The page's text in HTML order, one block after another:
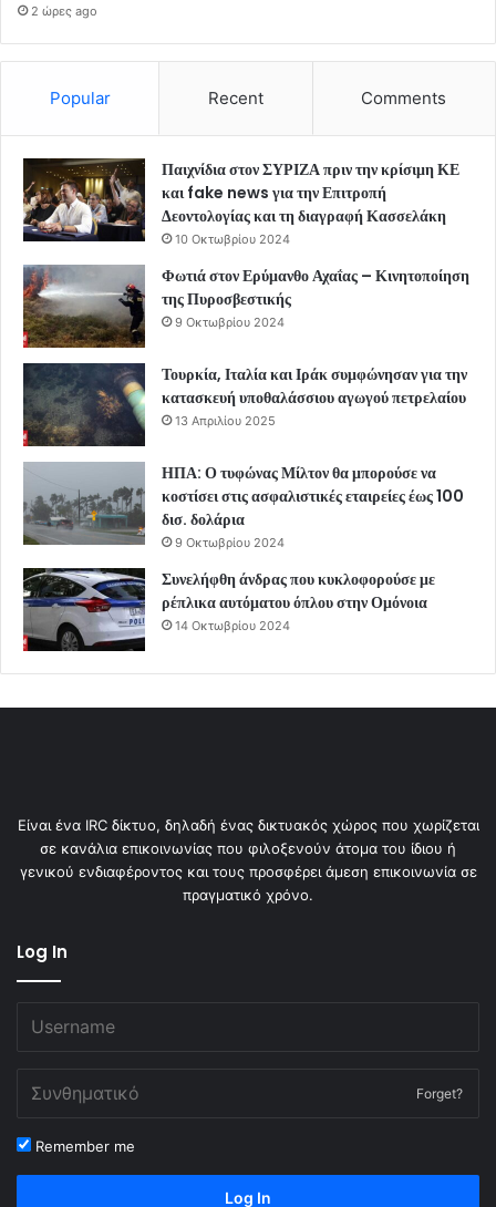
2 ώρες ago
Popular Recent Comments
Παιχνίδια στον ΣΥΡΙΖΑ πριν την κρίσιμη ΚΕ
και fake news για την Επιτροπή
Δεοντολογίας και τη διαγραφή Κασσελάκη
10 Οκτωβρίου 2024
Φωτιά στον Ερύμανθο Αχαΐας – Κινητοποίηση
της Πυροσβεστικής
9 Οκτωβρίου 2024
Τουρκία, Ιταλία και Ιράκ συμφώνησαν για την
κατασκευή υποθαλάσσιου αγωγού πετρελαίου
13 Απριλίου 2025
ΗΠΑ: Ο τυφώνας Μίλτον θα μπορούσε να
κοστίσει στις ασφαλιστικές εταιρείες έως 100
δισ. δολάρια
9 Οκτωβρίου 2024
Συνελήφθη άνδρας που κυκλοφορούσε με
ρέπλικα αυτόματου όπλου στην Ομόνοια
14 Οκτωβρίου 2024
Είναι ένα IRC δίκτυο, δηλαδή ένας δικτυακός χώρος που χωρίζεται
σε κανάλια επικοινωνίας που φιλοξενούν άτομα του ίδιου ή
γενικού ενδιαφέροντος και τους προσφέρει άμεση επικοινωνία σε
πραγματικό χρόνο.
Log In
Forget?
Remember me
Log In